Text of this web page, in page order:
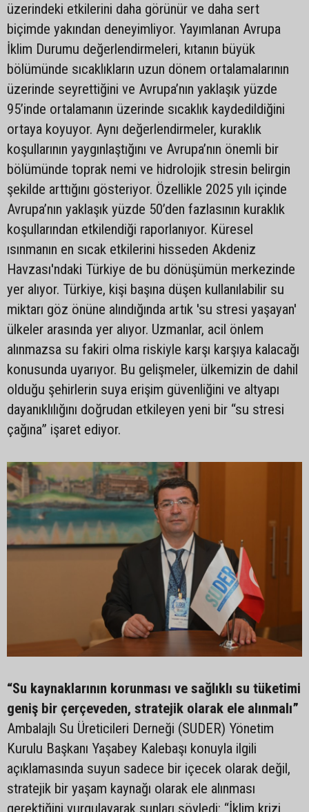
üzerindeki etkilerini daha görünür ve daha sert
biçimde yakından deneyimliyor. Yayımlanan Avrupa
İklim Durumu değerlendirmeleri, kıtanın büyük
bölümünde sıcaklıkların uzun dönem ortalamalarının
üzerinde seyrettiğini ve Avrupa’nın yaklaşık yüzde
95’inde ortalamanın üzerinde sıcaklık kaydedildiğini
ortaya koyuyor. Aynı değerlendirmeler, kuraklık
koşullarının yaygınlaştığını ve Avrupa’nın önemli bir
bölümünde toprak nemi ve hidrolojik stresin belirgin
şekilde arttığını gösteriyor. Özellikle 2025 yılı içinde
Avrupa’nın yaklaşık yüzde 50’den fazlasının kuraklık
koşullarından etkilendiği raporlanıyor. Küresel
ısınmanın en sıcak etkilerini hisseden Akdeniz
Havzası'ndaki Türkiye de bu dönüşümün merkezinde
yer alıyor. Türkiye, kişi başına düşen kullanılabilir su
miktarı göz önüne alındığında artık 'su stresi yaşayan'
ülkeler arasında yer alıyor. Uzmanlar, acil önlem
alınmazsa su fakiri olma riskiyle karşı karşıya kalacağı
konusunda uyarıyor. Bu gelişmeler, ülkemizin de dahil
olduğu şehirlerin suya erişim güvenliğini ve altyapı
dayanıklılığını doğrudan etkileyen yeni bir “su stresi
çağına” işaret ediyor.
“Su kaynaklarının korunması ve sağlıklı su tüketimi
geniş bir çerçeveden, stratejik olarak ele alınmalı”
Ambalajlı Su Üreticileri Derneği (SUDER) Yönetim
Kurulu Başkanı Yaşabey Kalebaşı konuyla ilgili
açıklamasında suyun sadece bir içecek olarak değil,
stratejik bir yaşam kaynağı olarak ele alınması
gerektiğini vurgulayarak şunları söyledi: “İklim krizi